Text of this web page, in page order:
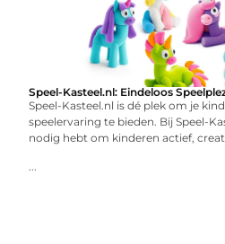
Speel-Kasteel.nl: Eindeloos
Speel-Kasteel.nl is dé plek om je
speelervaring te bieden. Bij Speel-
nodig hebt om kinderen actief,
...